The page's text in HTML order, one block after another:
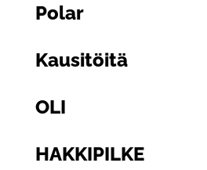
Polar
Kausitöitä
OLI
HAKKIPILKE